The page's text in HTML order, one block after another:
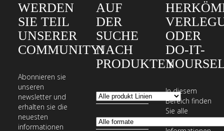
WERDEN
SIE TEIL
UNSERER
COMMUNITY!
Abonnieren sie
unseren
newsletter und
erhalten sie die
neuesten
informationen
AUF
DER
SUCHE
NACH
PRODUKTEN
ODER
DO-IT-
In diesem
Bereich finden
Sie alle